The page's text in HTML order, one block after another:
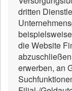
dritten
die Website
erwerben, an